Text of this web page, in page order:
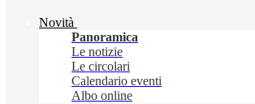
Novità
Panoramica
Le notizie
Le circolari
Calendario eventi
Albo online